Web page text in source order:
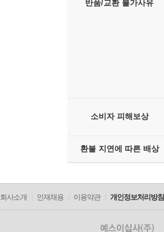
반품/교환 불가사유
소비자 피해보상
환불 지연에 따른 배상
회사소개 인재채용 이용약관 개인정보처리방침